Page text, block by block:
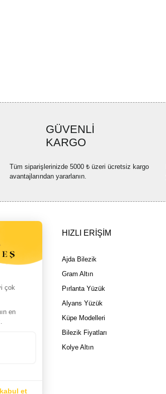
GÜVENLİ
KARGO
Tüm siparişlerinizde 5000 ₺ üzeri ücretsiz kargo
avantajlarından yararlanın.
HIZLI ERİŞİM
Ajda Bilezik
Gram Altın
Pırlanta Yüzük
Alyans Yüzük
Küpe Modelleri
Bilezik Fiyatları
Kolye Altın